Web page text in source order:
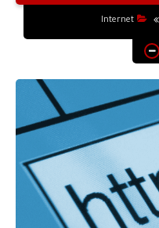
التطبيقات والبرامج
يوتيوب
Internet